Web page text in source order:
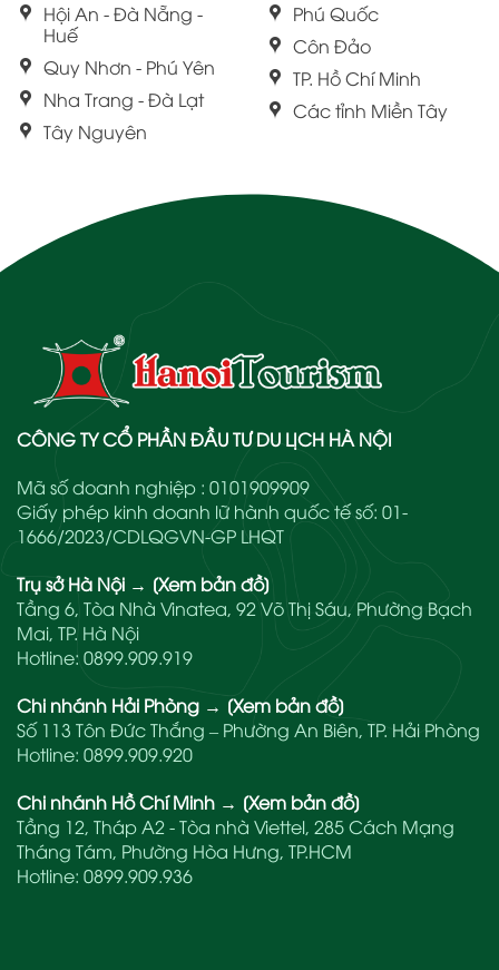
Hội An - Đà Nẵng -
Huế
Quy Nhơn - Phú Yên
Nha Trang - Đà Lạt
Tây Nguyên
Phú Quốc
Côn Đảo
TP. Hồ Chí Minh
Các tỉnh Miền Tây
CÔNG TY CỔ PHẦN ĐẦU TƯ DU LỊCH HÀ NỘI
Mã số doanh nghiệp : 0101909909
Giấy phép kinh doanh lữ hành quốc tế số: 01-
1666/2023/CDLQGVN-GP LHQT
Trụ sở Hà Nội → [Xem bản đồ]
Tầng 6, Tòa Nhà Vinatea, 92 Võ Thị Sáu, Phường Bạch
Mai, TP. Hà Nội
Hotline: 0899.909.919
Chi nhánh Hải Phòng → [Xem bản đồ]
Số 113 Tôn Đức Thắng – Phường An Biên, TP. Hải Phòng
Hotline: 0899.909.920
Chi nhánh Hồ Chí Minh → [Xem bản đồ]
Tầng 12, Tháp A2 - Tòa nhà Viettel, 285 Cách Mạng
Tháng Tám, Phường Hòa Hưng, TP.HCM
Hotline: 0899.909.936